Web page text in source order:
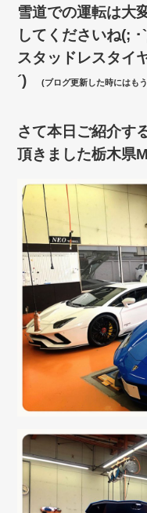
雪道での運転は大
してくださいね(; ･
スタッドレスタイ
´)ゞ(ブログ更新した時にはも
さて本日ご紹介す
頂きました栃木県